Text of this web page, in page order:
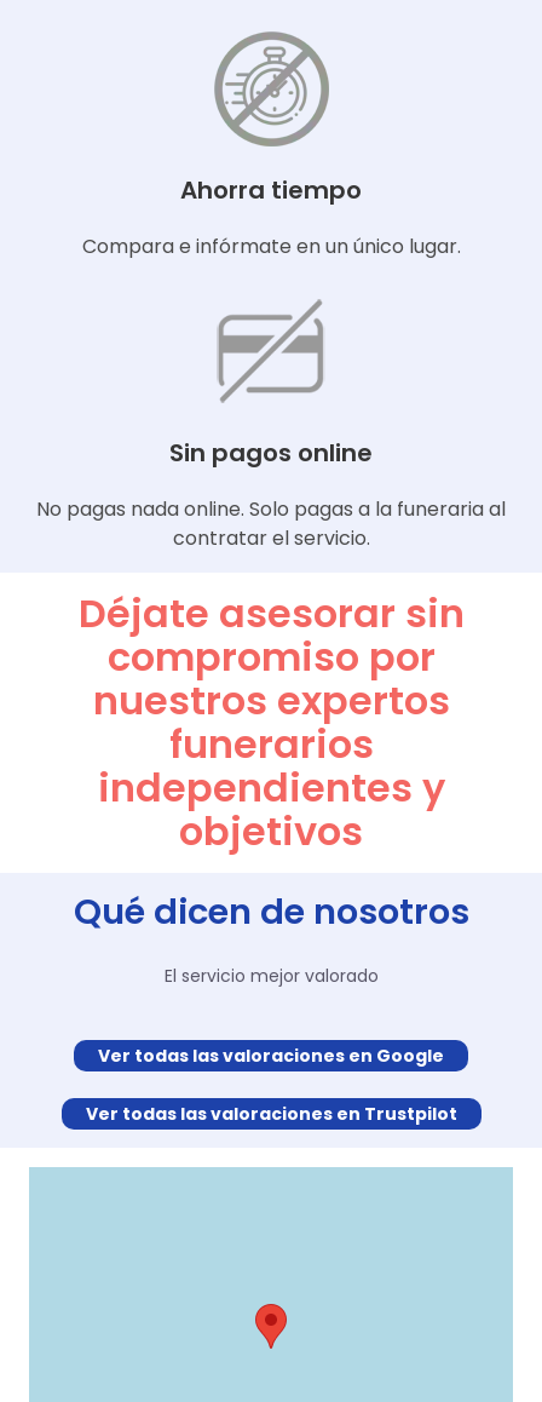
Ahorra tiempo
Compara e infórmate en un único lugar.
Sin pagos online
No pagas nada online. Solo pagas a la funeraria al
contratar el servicio.
Déjate asesorar sin
compromiso por
nuestros expertos
funerarios
independientes y
objetivos
Qué dicen de nosotros
El servicio mejor valorado
Ver todas las valoraciones en Google
Ver todas las valoraciones en Trustpilot